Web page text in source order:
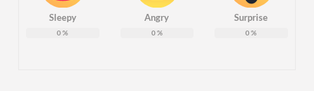
Sleepy
0%
Angry
0%
Surprise
0%